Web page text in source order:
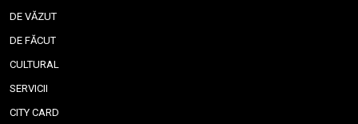
DE VĂZUT
DE FĂCUT
CULTURAL
SERVICII
CITY CARD